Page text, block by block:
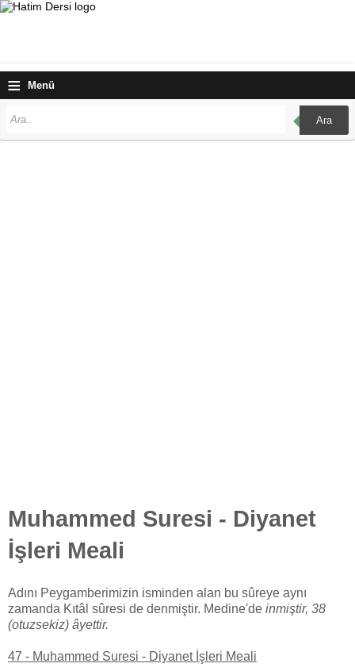
≡ Menü
Ara
Muhammed Suresi - Diyanet
İşleri Meali
Adını Peygamberimizin isminden alan bu sûreye aynı
zamanda Kıtâl sûresi de denmiştir. Medine'de inmiştir, 38
(otuzsekiz) âyettir.
47 - Muhammed Suresi - Diyanet İşleri Meali